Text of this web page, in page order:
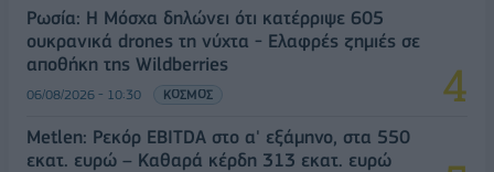
Ρωσία: Η Μόσχα δηλώνει ότι κατέρριψε 605
ουκρανικά drones τη νύχτα - Ελαφρές ζημιές σε
αποθήκη της Wildberries
06/08/2026 - 10:30 ΚΟΣΜΟΣ
Metlen: Ρεκόρ EBITDA στο α' εξάμηνο, στα 550
εκατ. ευρώ – Καθαρά κέρδη 313 εκατ. ευρώ